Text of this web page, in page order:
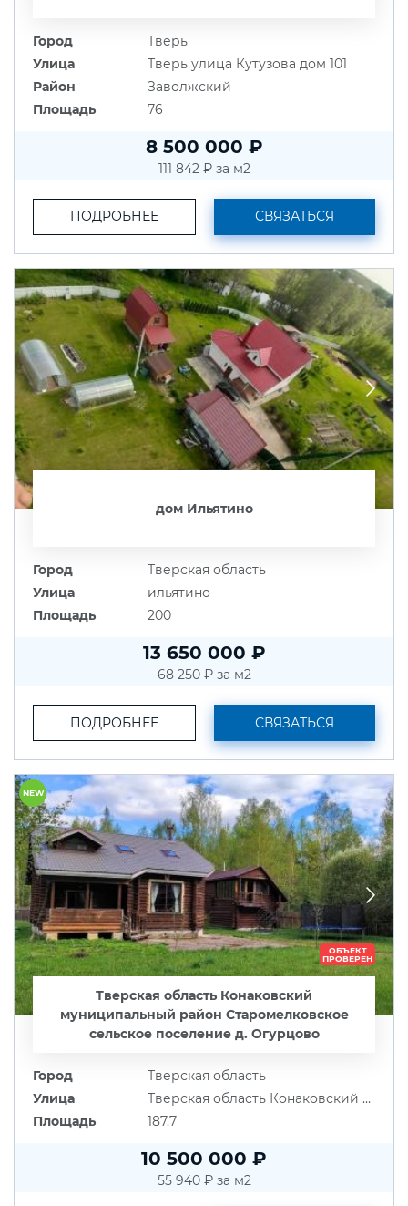
Город
Тверь
Улица
Тверь улица Кутузова дом 101
Район
Заволжский
Площадь
76
8 500 000 ₽
111 842 ₽ за м2
ПОДРОБНЕЕ СВЯЗАТЬСЯ
дом Ильятино
Город
Тверская область
Улица
ильятино
Площадь
200
13 650 000 ₽
68 250 ₽ за м2
ПОДРОБНЕЕ СВЯЗАТЬСЯ
NEW
ОБЪЕКТ
ПРОВЕРЕН
Тверская область Конаковский
муниципальный район Старомелковское
сельское поселение д. Огурцово
Город
Тверская область
Улица
Тверская область Конаковский муниципальный район Старомелковское сельское поселение д. Огурцово
Площадь
187.7
10 500 000 ₽
55 940 ₽ за м2